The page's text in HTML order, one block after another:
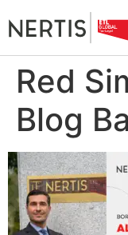
Red
Blog